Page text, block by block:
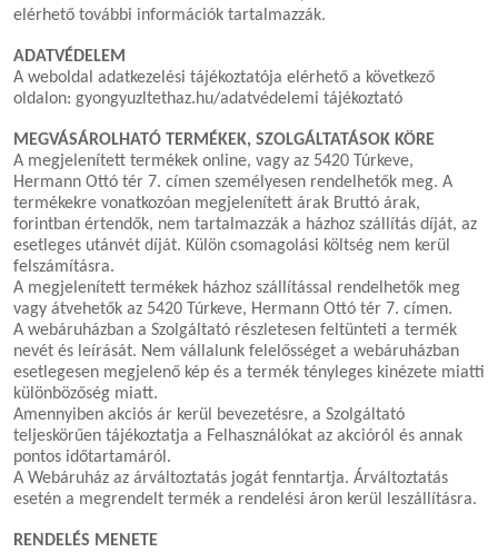
elérhető további információk tartalmazzák.
ADATVÉDELEM
A weboldal adatkezelési tájékoztatója elérhető a következő
oldalon: gyongyuzltethaz.hu/adatvédelemi tájékoztató
MEGVÁSÁROLHATÓ TERMÉKEK, SZOLGÁLTATÁSOK KÖRE
A megjelenített termékek online, vagy az 5420 Túrkeve,
Hermann Ottó tér 7. címen személyesen rendelhetők meg. A
termékekre vonatkozóan megjelenített árak Bruttó árak,
forintban értendők, nem tartalmazzák a házhoz szállítás díját, az
esetleges utánvét díját. Külön csomagolási költség nem kerül
felszámításra.
A megjelenített termékek házhoz szállítással rendelhetők meg
vagy átvehetők az 5420 Túrkeve, Hermann Ottó tér 7. címen.
A webáruházban a Szolgáltató részletesen feltünteti a termék
nevét és leírását. Nem vállalunk felelősséget a webáruházban
esetlegesen megjelenő kép és a termék tényleges kinézete miatti
különbözőség miatt.
Amennyiben akciós ár kerül bevezetésre, a Szolgáltató
teljeskörűen tájékoztatja a Felhasználókat az akcióról és annak
pontos időtartamáról.
A Webáruház az árváltoztatás jogát fenntartja. Árváltoztatás
esetén a megrendelt termék a rendelési áron kerül leszállításra.
RENDELÉS MENETE